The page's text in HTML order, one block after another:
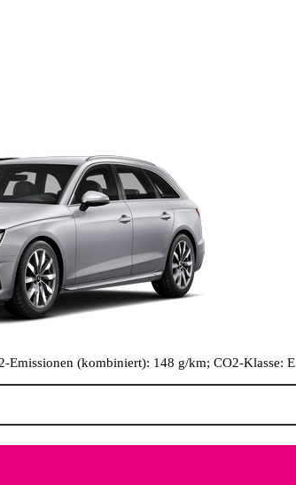
Emissionen (kombiniert): 148 g/km; CO2-Klasse: E